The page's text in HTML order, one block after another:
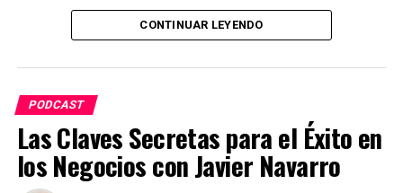
CONTINUAR LEYENDO
PODCAST
Las Claves Secretas para el Éxito en
los Negocios con Javier Navarro